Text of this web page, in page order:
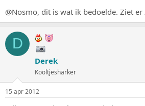
@Nosmo, dit is wat ik bedoelde. Ziet
D
Derek
Kooltjesharker
15 apr 2012